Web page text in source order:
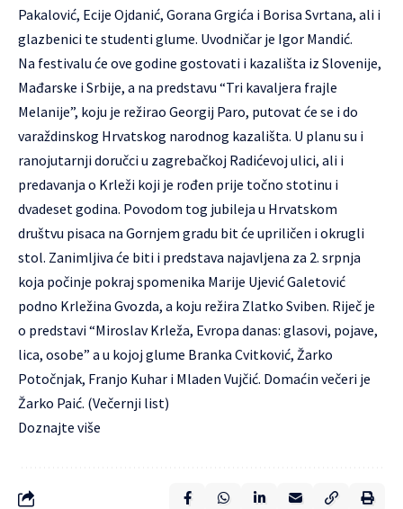
Pakalović, Ecije Ojdanić, Gorana Grgića i Borisa Svrtana, ali i
glazbenici te studenti glume. Uvodničar je Igor Mandić.
Na festivalu će ove godine gostovati i kazališta iz Slovenije,
Mađarske i Srbije, a na predstavu “Tri kavaljera frajle
Melanije”, koju je režirao Georgij Paro, putovat će se i do
varaždinskog Hrvatskog narodnog kazališta. U planu su i
ranojutarnji doručci u zagrebačkoj Radićevoj ulici, ali i
predavanja o Krleži koji je rođen prije točno stotinu i
dvadeset godina. Povodom tog jubileja u Hrvatskom
društvu pisaca na Gornjem gradu bit će upriličen i okrugli
stol. Zanimljiva će biti i predstava najavljena za 2. srpnja
koja počinje pokraj spomenika Marije Ujević Galetović
podno Krležina Gvozda, a koju režira Zlatko Sviben. Riječ je
o predstavi “Miroslav Krleža, Evropa danas: glasovi, pojave,
lica, osobe” a u kojoj glume Branka Cvitković, Žarko
Potočnjak, Franjo Kuhar i Mladen Vujčić. Domaćin večeri je
Žarko Paić. (Večernji list)
Doznajte više